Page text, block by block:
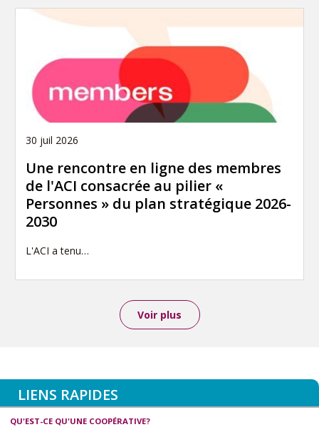
30 juil 2026
Une rencontre en ligne des membres
de l'ACI consacrée au pilier «
Personnes » du plan stratégique 2026-
2030
L'ACI a tenu…
Voir plus
LIENS RAPIDES
QU'EST-CE QU'UNE COOPÉRATIVE?